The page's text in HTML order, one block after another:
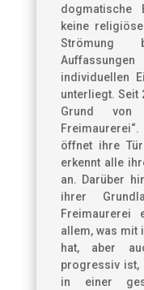
dogmatische
keine
Strömung
individuellen
unterliegt. Seit
Grund von
öffnet ihre
erkennt alle
an. Darüber
ihrer
Freimaurerei
allem, was mit
hat, aber
progressiv ist,
in einer